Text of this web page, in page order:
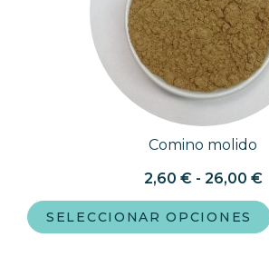
Comino molido
2,60 € - 26,00 €
SELECCIONAR OPCIONES